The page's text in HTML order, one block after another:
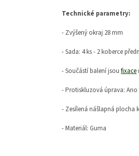
Technické parametry:
- Zvýšený okraj 28 mm
- Sada: 4 ks - 2 koberce
- Součástí balení jsou fixace
- Protiskluzová úprava:
- Zesílená nášlapná plocha
- Materiál: Guma